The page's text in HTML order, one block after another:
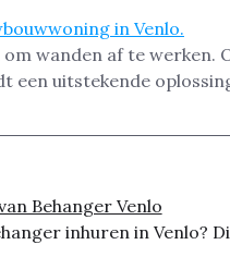
wanden af te
uitstekende
Behanger Venlo
inhuren in Venlo?